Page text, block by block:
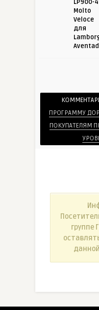
LP900-
Molto
Veloce
для
ПРОГРАММУ
ПОКУПАТЕЛЯМ
группе